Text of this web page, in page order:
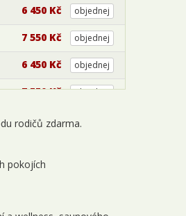
6 450 Kč objednej
7 550 Kč objednej
6 450 Kč objednej
7 550 Kč objednej
6 450 Kč objednej
6 100 Kč
rodičů zdarma.
pokojích